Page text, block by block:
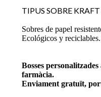
TIPUS SOBRE
Sobres de papel
Ecológicos y reciclables.
Bosses
farmàcia.
Enviament gratuït,